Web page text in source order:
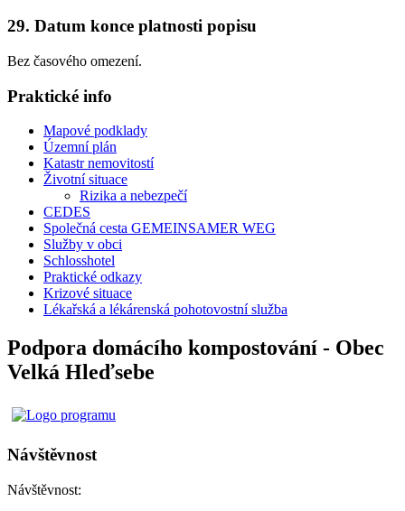
29. Datum konce platnosti popisu
Bez časového omezení.
Praktické info
Mapové podklady
Územní plán
Katastr nemovitostí
Životní situace
Rizika a nebezpečí
CEDES
Společná cesta GEMEINSAMER WEG
Služby v obci
Schlosshotel
Praktické odkazy
Krizové situace
Lékařská a lékárenská pohotovostní služba
Podpora domácího kompostování - Obec
Velká Hleďsebe
Návštěvnost
Návštěvnost: